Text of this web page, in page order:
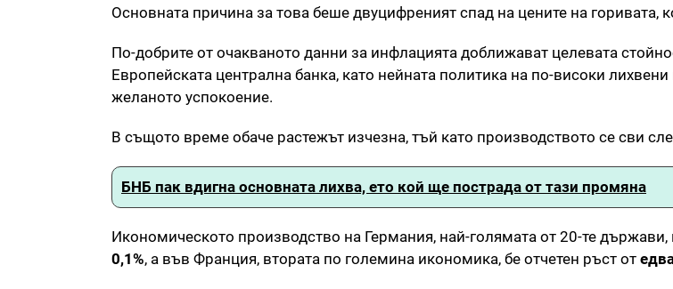
Основната причина за това беше двуцифреният спад на цените на горивата,
По-добрите от очакваното данни за инфлацията доближават целевата
Европейската централна банка, като нейната политика на по-високи
желаното успокоение.
В същото време обаче растежът изчезна, тъй като производството се сви
БНБ пак вдигна основната лихва, ето кой ще пострада от тази промяна
Икономическото производство на Германия, най-голямата от 20-те
0,1%, а във Франция, втората по големина икономика, бе отчетен ръст от